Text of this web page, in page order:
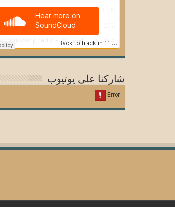
شاركنا على يوتيوب